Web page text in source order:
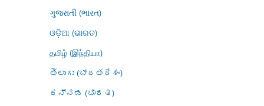
ગુજરાતી (ભારત)
ଓଡ଼ିଆ (ଭାରତ)
தமிழ் (இந்தியா)
తెలుగు (భారతదేశం)
ಕನ್ನಡ (ಭಾರತ)